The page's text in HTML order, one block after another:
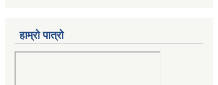
हाम्रो पात्राे